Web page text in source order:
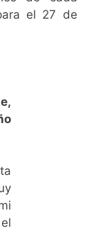
el 27 de